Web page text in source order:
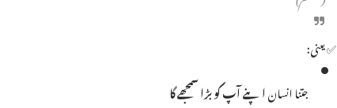
✅ یعنی:
جتنا انساناپنے آپ کو بڑا سمجھے گا